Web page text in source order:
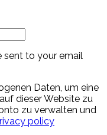
sent to your email
Daten, um eine
dieser Website zu
zu verwalten und
policy